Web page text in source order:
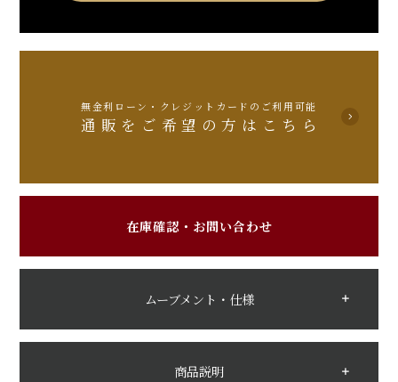
無金利ローン・クレジットカードのご利用可能
通販をご希望の方はこちら
在庫確認・お問い合わせ
ムーブメント・仕様
商品説明